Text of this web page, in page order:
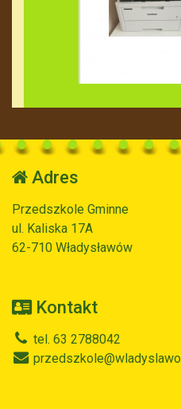
Adres
Przedszkole Gminne
ul. Kaliska 17A
62-710 Władysławów
Kontakt
tel. 63 2788042